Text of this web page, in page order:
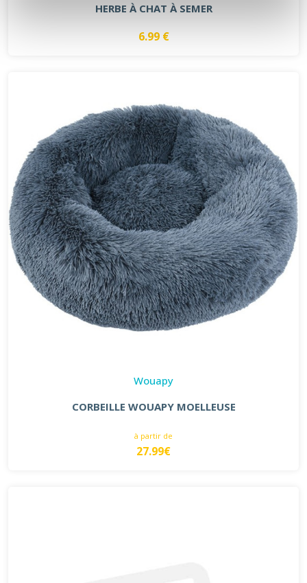
HERBE À CHAT À SEMER
6.99 €
Wouapy
CORBEILLE WOUAPY MOELLEUSE
à partir de
27.99€